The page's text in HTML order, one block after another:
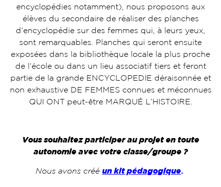
encyclopédies notamment), nous proposons aux
élèves du secondaire de réaliser des planches
d’encyclopédie sur des femmes qui, à leurs yeux,
sont remarquables. Planches qui seront ensuite
exposées dans la bibliothèque locale la plus proche
de l’école ou dans un lieu associatif tiers et feront
partie de la grande ENCYCLOPEDIE déraisonnée et
non exhaustive DE FEMMES connues et méconnues
QUI ONT peut-être MARQUÉ L’HISTOIRE.
Vous souhaitez participer au projet en toute
autonomie avec votre classe/groupe ?
Nous avons créé un kit pédagogique